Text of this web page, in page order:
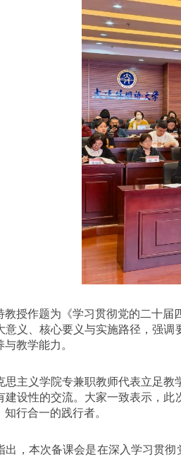
授作题为《学习贯彻党的二十
义、核心要义与实施路径，强
教学能力。
主义学院专兼职教师代表立足
设性的交流。大家一致表示，
行合一的践行者。
出，本次备课会是在深入学习贯